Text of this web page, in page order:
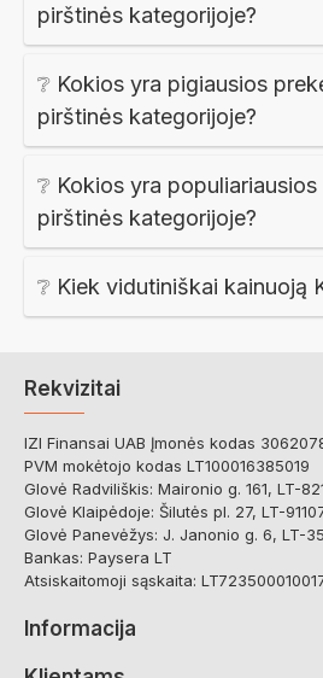
pirštinės kategorijoje?
❔ Kokios yra pigiausios
pirštinės kategorijoje?
❔ Kokios yra
pirštinės kategorijoje?
❔ Kiek vidutiniškai kainuoją
Rekvizitai
IZI Finansai UAB Įmonės kodas
PVM mokėtojo kodas LT100016385019
Glovė Radviliškis: Maironio g. 161, LT-
Glovė Klaipėdoje: Šilutės pl. 27, LT-
Glovė Panevėžys: J. Janonio g. 6, LT-
Bankas: Paysera LT
Atsiskaitomoji sąskaita:
Informacija